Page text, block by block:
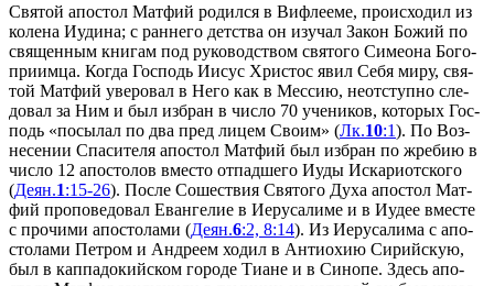
Свя­той апо­стол Мат­фий ро­дил­ся в Виф­ле­е­ме, про­ис­хо­дил из
ко­ле­на Иуди­на; с ран­не­го дет­ства он изу­чал За­кон Бо­жий по
свя­щен­ным кни­гам под ру­ко­вод­ством свя­то­го Си­мео­на Бо­го­
при­им­ца. Ко­гда Гос­подь Иисус Хри­стос явил Се­бя ми­ру, свя­
той Мат­фий уве­ро­вал в Него как в Мес­сию, неот­ступ­но сле­
до­вал за Ним и был из­бран в чис­ло 70 уче­ни­ков, ко­то­рых Гос­
подь «по­сы­лал по два пред ли­цем Сво­им» (Лк.10:1). По Воз­
не­се­нии Спа­си­те­ля апо­стол Мат­фий был из­бран по жре­бию в
чис­ло 12 апо­сто­лов вме­сто от­пад­ше­го Иуды Ис­ка­ри­от­ско­го
(Деян.1:15-26). По­сле Со­ше­ствия Свя­то­го Ду­ха апо­стол Мат­
фий про­по­ве­до­вал Еван­ге­лие в Иеру­са­ли­ме и в Иудее вме­сте
с про­чи­ми апо­сто­ла­ми (Деян.6:2, 8:14). Из Иеру­са­ли­ма с апо­
сто­ла­ми Пет­ром и Ан­дре­ем хо­дил в Ан­тио­хию Си­рий­скую,
был в кап­па­до­кий­ском го­ро­де Ти­ане и в Си­но­пе. Здесь апо­